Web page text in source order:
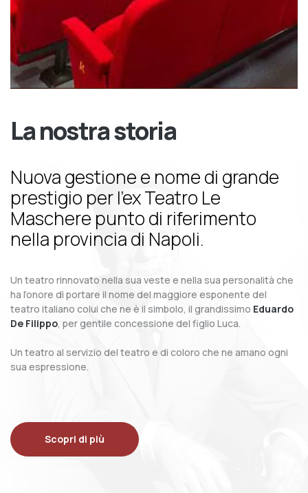
La nostra storia
Nuova gestione e nome di grande
prestigio per l’ex Teatro Le
Maschere punto di riferimento
nella provincia di Napoli.
Un teatro rinnovato nella sua veste e nella sua personalità che
ha l’onore di portare il nome del maggiore esponente del
teatro italiano colui che ne è il simbolo, il grandissimo Eduardo
De Filippo, per gentile concessione del figlio Luca.
Un teatro al servizio del teatro e di coloro che ne amano ogni
sua espressione.
Scopri di più